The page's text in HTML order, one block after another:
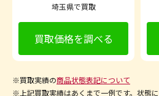
埼玉県で買取
買取価格を調べる
※買取実績の商品状態表記について
※上記買取実績はあくまで一例です。状態